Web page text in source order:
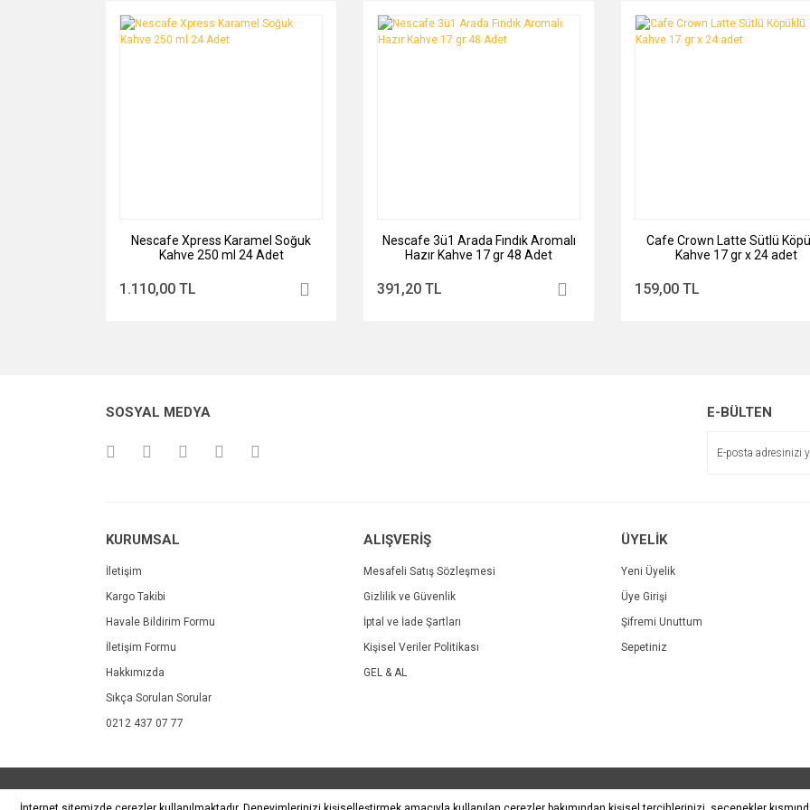
Nescafe Xpress Karamel Soğuk
Kahve 250 ml 24 Adet
1.110,00 TL
Nescafe 3ü1 Arada Fındık Aromalı
Hazır Kahve 17 gr 48 Adet
391,20 TL
Cafe Crown Latte Sütlü
Kahve 17 gr x 24 adet
159,00 TL
SOSYAL MEDYA E-BÜLTEN
KURUMSAL
İletişim
Kargo Takibi
Havale Bildirim Formu
İletişim Formu
Hakkımızda
Sıkça Sorulan Sorular
0212 437 07 77
ALIŞVERİŞ
Mesafeli Satış Sözleşmesi
Gizlilik ve Güvenlik
İptal ve İade Şartları
Kişisel Veriler Politikası
GEL & AL
ÜYELİK
Yeni Üyelik
Üye Girişi
Şifremi Unuttum
Sepetiniz
© Tüm hakları saklıdır. Kredi kartı bilgileriniz 256bit SSL sertifikası ile korunmaktadır.